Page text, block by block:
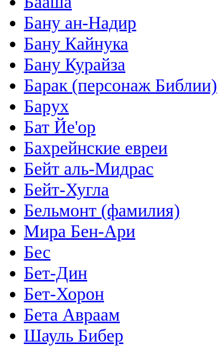
Бану ан-Надир
Бану Кайнука
Бану Курайза
Барак (персонаж Библии)
Барух
Бат Йе'ор
Бахрейнские евреи
Бейт аль-Мидрас
Бейт-Хугла
Бельмонт (фамилия)
Мира Бен-Ари
Бес
Бет-Дин
Бет-Хорон
Бета Авраам
Шауль Бибер